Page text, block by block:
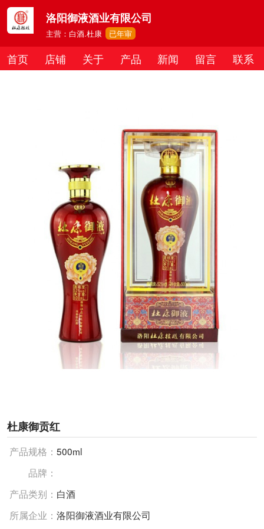
洛阳御液酒业有限公司
主营：白酒.杜康 已年审
首页 店铺 关于 产品 新闻 留言 联系
杜康御贡红
产品规格： 500ml
品牌：
产品类别： 白酒
所属企业： 洛阳御液酒业有限公司